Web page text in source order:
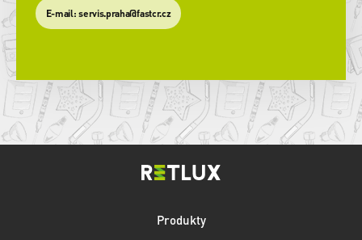
​E-mail: servis.praha@fastcr.cz
Produkty